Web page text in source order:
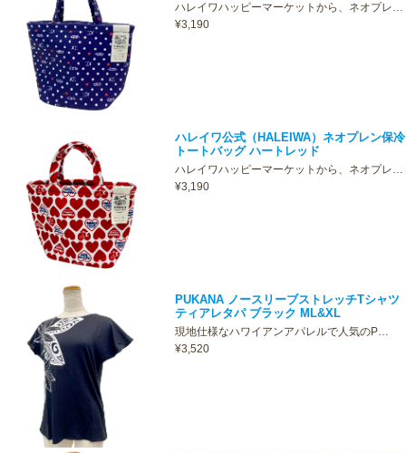
ハレイワハッピーマーケットから、ネオプレ…
¥3,190
ハレイワ公式（HALEIWA）ネオプレン保冷
トートバッグ ハートレッド
ハレイワハッピーマーケットから、ネオプレ…
¥3,190
PUKANA ノースリーブストレッチTシャツ
ティアレタパ ブラック ML&XL
現地仕様なハワイアンアパレルで人気のP…
¥3,520